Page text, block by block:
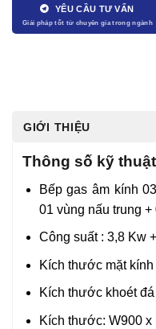
YÊU CẦU TƯ VẤN
GIỚI THIỆU
Thông số kỹ thuật
Bếp gas âm kính
01 vùng nấu trung
Công suất : 3,8 Kw
Kích thước mặt
Kích thước khoét
Kích thước: W900 x